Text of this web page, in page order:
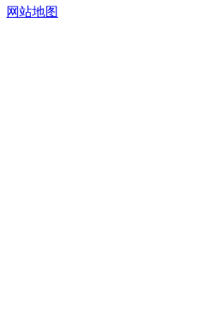
网站地图